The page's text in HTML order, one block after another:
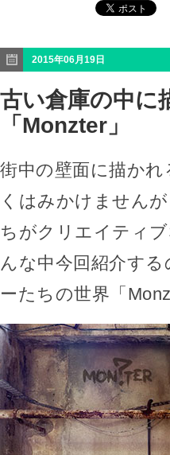
2015年06月19日
古い倉庫の中に
「Monzter」
街中の壁面に描か
くはみかけません
ちがクリエイティ
んな中今回紹介す
ーたちの世界「